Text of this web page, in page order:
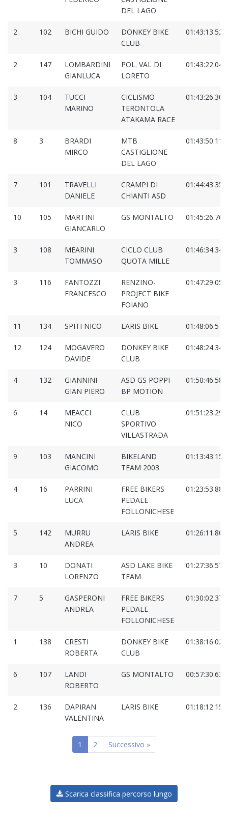
DEL LAGO
2 102 BICHI GUIDO
DONKEY BIKE
CLUB
01:43:13.528
2 147
LOMBARDINI
GIANLUCA
POL. VAL DI
LORETO
01:43:22.046
3 104
TUCCI
MARINO
CICLISMO
TERONTOLA
ATAKAMA RACE
01:43:26.305
8 3
BRARDI
MIRCO
MTB
CASTIGLIONE
DEL LAGO
01:43:50.110
7 101
TRAVELLI
DANIELE
CRAMPI DI
CHIANTI ASD
01:44:43.353
10 105
MARTINI
GIANCARLO
GS MONTALTO 01:45:26.768
3 108
MEARINI
TOMMASO
CICLO CLUB
QUOTA MILLE
01:46:34.347
3 116
FANTOZZI
FRANCESCO
RENZINO-
PROJECT BIKE
FOIANO
01:47:29.057
11 134 SPITI NICO LARIS BIKE 01:48:06.575
12 124
MOGAVERO
DAVIDE
DONKEY BIKE
CLUB
01:48:24.343
4 132
GIANNINI
GIAN PIERO
ASD GS POPPI
BP MOTION
01:50:46.584
6 14
MEACCI
NICO
CLUB
SPORTIVO
VILLASTRADA
01:51:23.291
9 103
MANCINI
GIACOMO
BIKELAND
TEAM 2003
01:13:43.159
4 16
PARRINI
LUCA
FREE BIKERS
PEDALE
FOLLONICHESE
01:23:53.885
5 142
MURRU
ANDREA
LARIS BIKE 01:26:11.804
3 10
DONATI
LORENZO
ASD LAKE BIKE
TEAM
01:27:36.575
7 5
GASPERONI
ANDREA
FREE BIKERS
PEDALE
FOLLONICHESE
01:30:02.373
1 138
CRESTI
ROBERTA
DONKEY BIKE
CLUB
01:38:16.020
6 107
LANDI
ROBERTO
GS MONTALTO 00:57:30.638
2 136
DAPIRAN
VALENTINA
LARIS BIKE 01:18:12.150
1 2 Successivo »
Scarica classifica percorso lungo